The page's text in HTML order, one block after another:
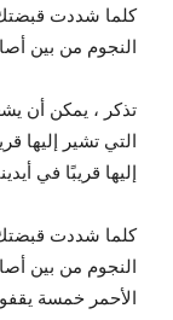
كلما شددت قبضتك
النجوم من بين
تذكر ، يمكن أن
التي تشير إليها
إليها قريبًا في
كلما شددت قبضتك
النجوم من بين
الأحمر خمسة